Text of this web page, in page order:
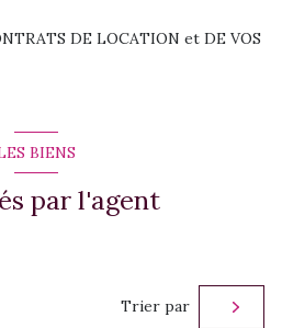
DE LOCATION et DE VOS
BIENS
par l'agent
Trier par